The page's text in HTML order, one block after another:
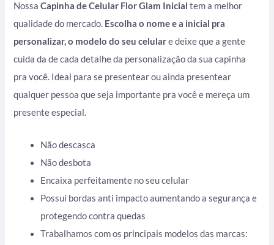
NossaCapinha de Celular Flor Glam Inicial tem a melhor
qualidade do mercado. Escolha o nome e a inicial pra
personalizar, o modelo do seu celulare deixe que a gente
cuida da de cada detalhe da personalização da sua capinha
pra você. Ideal para se presentear ou ainda presentear
qualquer pessoa que seja importante pra você e mereça um
presente especial.
Não descasca
Não desbota
Encaixa perfeitamente no seu celular
Possui bordas anti impacto aumentando a segurança e
protegendo contra quedas
Trabalhamos com os principais modelos das marcas: